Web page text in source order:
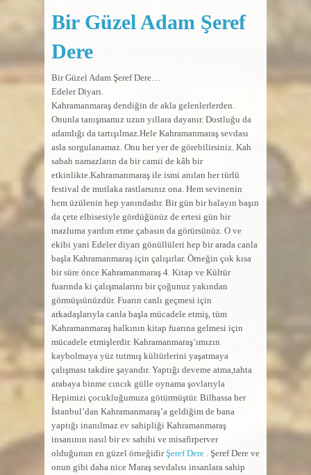
Bir Güzel Adam Şeref
Dere
Bir Güzel Adam Şeref Dere…
Edeler Diyarı.
Kahramanmaraş dendiğin de akla gelenlerlerden.
Onunla tanışmamız uzun yıllara dayanır. Dostluğu da
adamlığı da tartışılmaz.Hele Kahramanmaraş sevdası
asla sorgulanamaz. Onu her yer de görebilirsiniz. Kah
sabah namazların da bir camii de kâh bir
etkinlikte.Kahramanmaraş ile ismi anılan her türlü
festival de mutlaka rastlarsınız ona. Hem sevinenin
hem üzülenin hep yanındadır. Bir gün bir halayın başın
da çete elbisesiyle gördüğünüz de ertesi gün bir
mazluma yardım etme çabasın da görürsünüz. O ve
ekibi yani Edeler diyarı gönüllüleri hep bir arada canla
başla Kahramanmaraş için çalışırlar. Örneğin çok kısa
bir süre önce Kahramanmaraş 4. Kitap ve Kültür
fuarında ki çalışmalarını bir çoğunuz yakından
görmüşsünüzdür. Fuarın canlı geçmesi için
arkadaşlarıyla canla başla mücadele etmiş, tüm
Kahramanmaraş halkının kitap fuarına gelmesi için
mücadele etmişlerdir. Kahramanmaraş’ımızın
kaybolmaya yüz tutmuş kültürlerini yaşatmaya
çalışması takdire şayandır. Yaptığı deveme atma,tahta
arabaya binme cıncık gülle oynama şovlarıyla
Hepimizi çocukluğumuza götürmüştür. Bilhassa her
İstanbul’dan Kahramanmaraş’a geldiğim de bana
yaptığı inanılmaz ev sahipliği Kahramanmaraş
insanının nasıl bir ev sahibi ve misafirperver
olduğunun en güzel örneğidirŞeref Dere . Şeref Dere ve
onun gibi daha nice Maraş sevdalısı insanlara sahip